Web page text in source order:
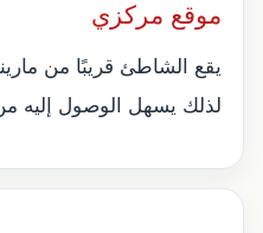
موقع مركزي
يقع الشاطئ قريبًا من
لذلك يسهل الوصول إليه